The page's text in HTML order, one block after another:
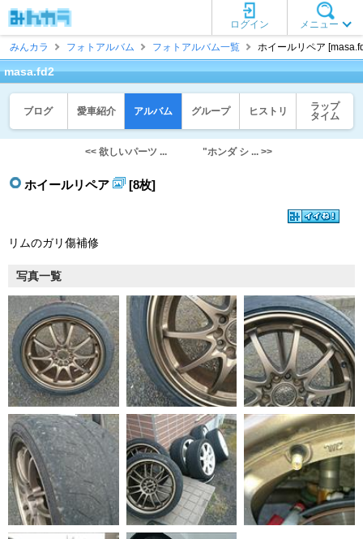
メニュー
ログイン
みんカラ
フォトアルバム フォトアルバム一覧 ホイールリペア
masa.fd2
ブログ 愛車紹介 アルバム グループ ヒストリ
ラップ
タイム
<< 欲しいパーツ ... "ホンダ シ ... >>
ホイールリペア [8枚]
リムのガリ傷補修
写真一覧